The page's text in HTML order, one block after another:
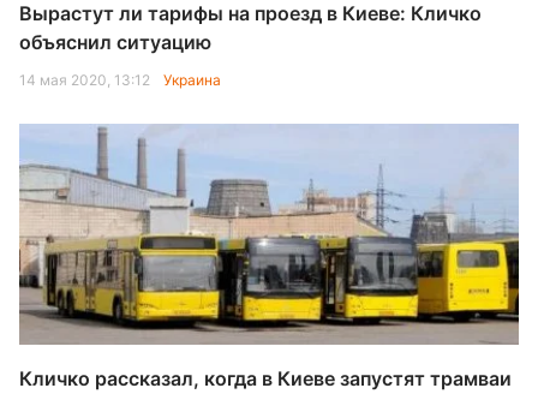
Вырастут ли тарифы на проезд в Киеве: Кличко
объяснил ситуацию
14 мая 2020, 13:12 Украина
Кличко рассказал, когда в Киеве запустят трамваи